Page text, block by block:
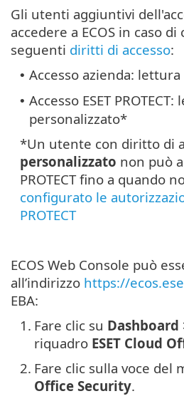
Gli utenti aggiuntivi
accedere a ECOS in caso
seguenti diritti di accesso:
• Accesso azienda:
• Accesso ESET
personalizzato*
*Un utente con diritto di
personalizzato non può
PROTECT fino a quando
configurato le
PROTECT
ECOS Web Console può
all’indirizzo https://
EBA:
1. Fare clic su Dashboard
riquadro ESET Cloud
2. Fare clic sulla voce del
Office Security.